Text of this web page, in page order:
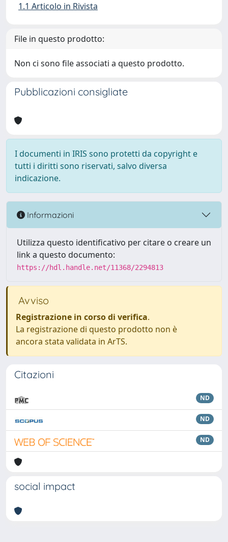
1.1 Articolo in Rivista
File in questo prodotto:
Non ci sono file associati a questo prodotto.
Pubblicazioni consigliate
I documenti in IRIS sono protetti da copyright e
tutti i diritti sono riservati, salvo diversa
indicazione.
Informazioni
Utilizza questo identificativo per citare o creare un
link a questo documento:
https://hdl.handle.net/11368/2294813
Avviso
Registrazione in corso di verifica.
La registrazione di questo prodotto non è
ancora stata validata in ArTS.
Citazioni
ND
ND
ND
social impact